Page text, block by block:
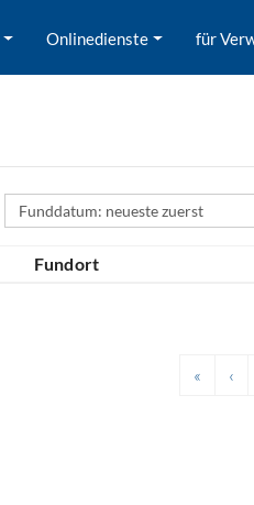
Onlinedienste für
Sortierfeld
Fundort
« ‹